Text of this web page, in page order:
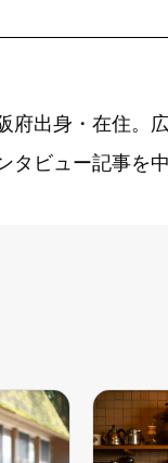
府出身・在住。
タビュー記事を